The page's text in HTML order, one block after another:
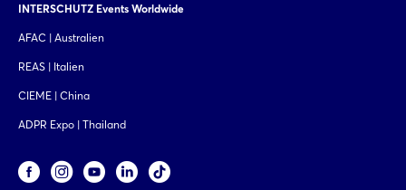
INTERSCHUTZ Events Worldwide
AFAC | Australien
REAS | Italien
CIEME | China
ADPR Expo | Thailand